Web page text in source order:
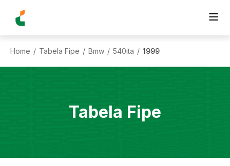
Home / Tabela Fipe / Bmw / 540ita / 1999
Tabela Fipe